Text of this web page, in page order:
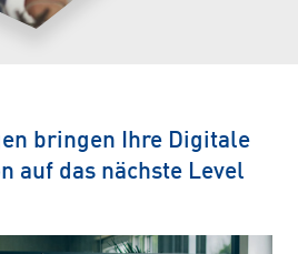
bringen Ihre Digitale
auf das nächste Level